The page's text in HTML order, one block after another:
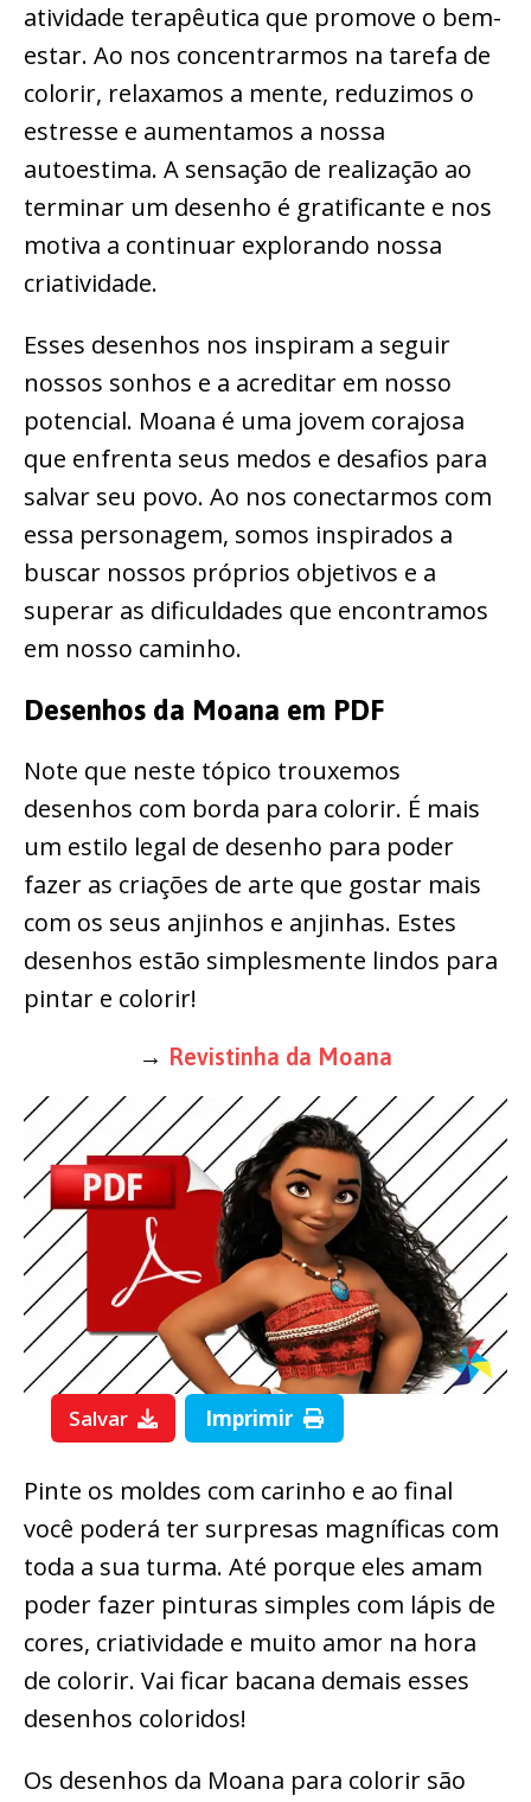
atividade terapêutica que promove o bem-
estar. Ao nos concentrarmos na tarefa de
colorir, relaxamos a mente, reduzimos o
estresse e aumentamos a nossa
autoestima. A sensação de realização ao
terminar um desenho é gratificante e nos
motiva a continuar explorando nossa
criatividade.
Esses desenhos nos inspiram a seguir
nossos sonhos e a acreditar em nosso
potencial. Moana é uma jovem corajosa
que enfrenta seus medos e desafios para
salvar seu povo. Ao nos conectarmos com
essa personagem, somos inspirados a
buscar nossos próprios objetivos e a
superar as dificuldades que encontramos
em nosso caminho.
Desenhos da Moana em PDF
Note que neste tópico trouxemos
desenhos com borda para colorir. É mais
um estilo legal de desenho para poder
fazer as criações de arte que gostar mais
com os seus anjinhos e anjinhas. Estes
desenhos estão simplesmente lindos para
pintar e colorir!
→ Revistinha da Moana
Salvar Imprimir
Pinte os moldes com carinho e ao final
você poderá ter surpresas magníficas com
toda a sua turma. Até porque eles amam
poder fazer pinturas simples com lápis de
cores, criatividade e muito amor na hora
de colorir. Vai ficar bacana demais esses
desenhos coloridos!
Os desenhos da Moana para colorir são